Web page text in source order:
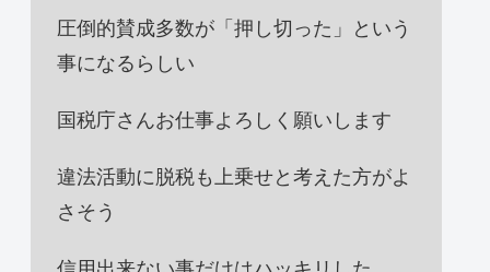
圧倒的賛成多数が「押し切った」という
事になるらしい
国税庁さんお仕事よろしく願いします
違法活動に脱税も上乗せと考えた方がよ
さそう